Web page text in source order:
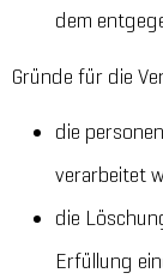
dem
Gründe für die
die
verarbeitet
die
Erfüllung